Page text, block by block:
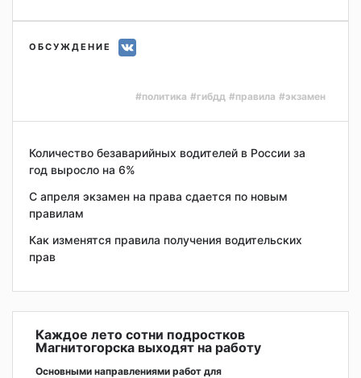
ОБСУЖДЕНИЕ
#политика #гибдд #правила #экзамен
Количество безаварийных водителей в России за
год выросло на 6%
С апреля экзамен на права сдается по новым
правилам
Как изменятся правила получения водительских
прав
Каждое лето сотни подростков
Магнитогорска выходят на работу
Основными направлениями работ для